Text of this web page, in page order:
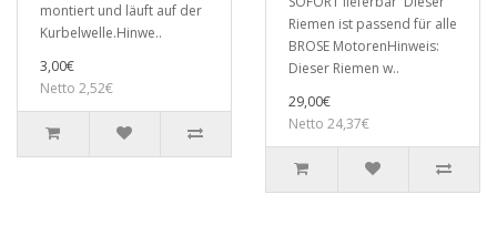
montiert und läuft auf der
Kurbelwelle.Hinwe..
3,00€
Netto 2,52€
Riemen ist passend für alle
BROSE MotorenHinweis:
Dieser Riemen w..
29,00€
Netto 24,37€